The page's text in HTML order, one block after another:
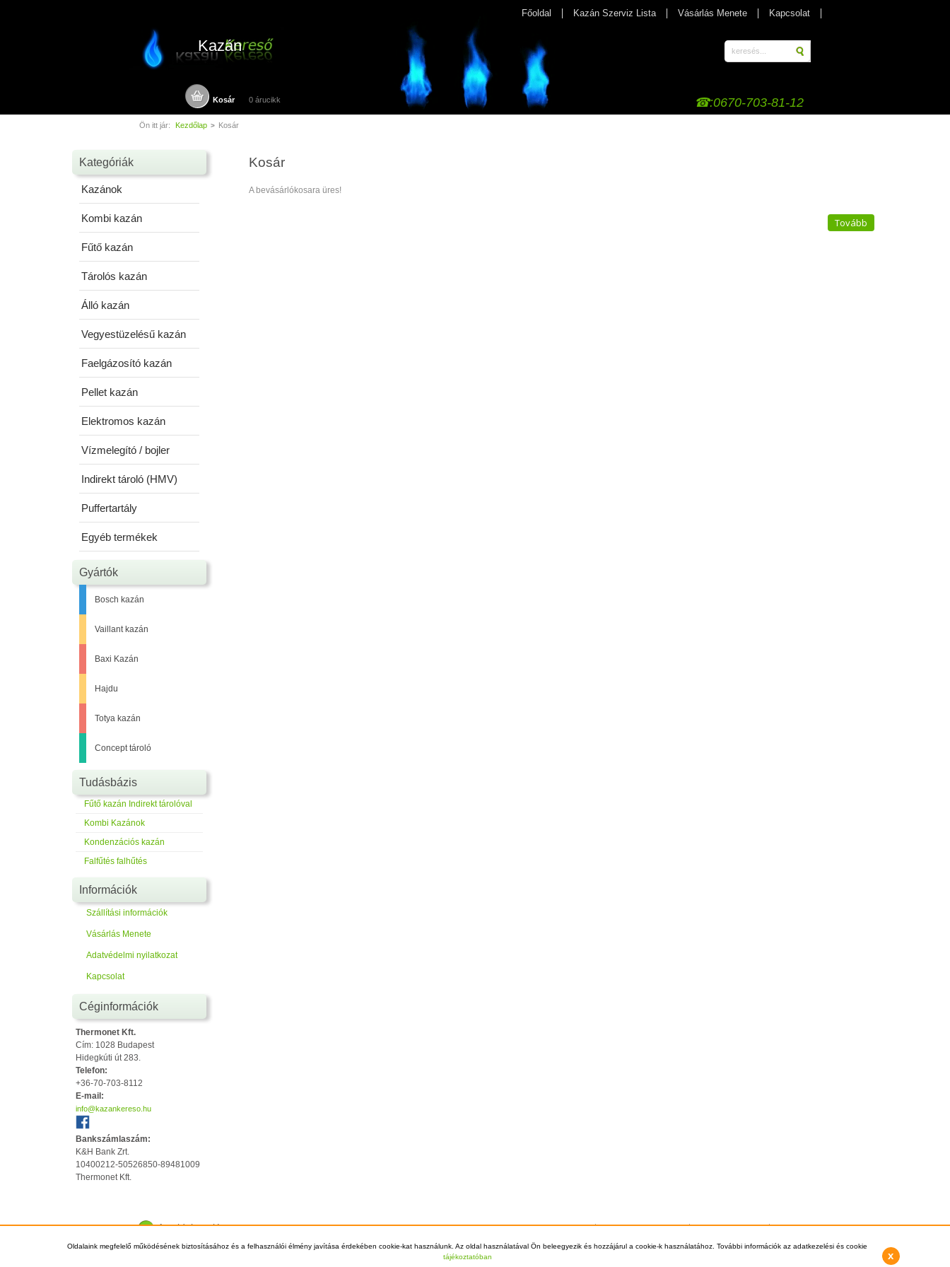
Kazán
Főoldal Kazán Szerviz Lista Vásárlás Menete Kapcsolat
Kosár 0 árucikk ☎:0670-703-81-12
Ön itt jár: Kezdőlap > Kosár
Kosár
A bevásárlókosara üres!
Tovább
Kategóriák
Kazánok
Kombi kazán
Fűtő kazán
Tárolós kazán
Álló kazán
Vegyestüzelésű kazán
Faelgázosító kazán
Pellet kazán
Elektromos kazán
Vízmelegító / bojler
Indirekt tároló (HMV)
Puffertartály
Egyéb termékek
Gyártók
Bosch kazán
Vaillant kazán
Baxi Kazán
Hajdu
Totya kazán
Concept tároló
Tudásbázis
Fűtő kazán Indirekt tárolóval
Kombi Kazánok
Kondenzációs kazán
Falfűtés falhűtés
Információk
Szállítási információk
Vásárlás Menete
Adatvédelmi nyilatkozat
Kapcsolat
Céginformációk
Thermonet Kft.
Cím: 1028 Budapest
Hidegkúti út 283.
Telefon:
+36-70-703-8112
E-mail:
info@kazankereso.hu
Bankszámlaszám:
K&H Bank Zrt.
10400212-50526850-89481009
Thermonet Kft.
Oldalaink megfelelő működésének biztosításához és a felhasználói élmény javítása érdekében cookie-kat használunk. Az oldal használatával Ön beleegyezik és hozzájárul a cookie-k használatához. További információk az adatkezelési és cookie
tájékoztatóban
x
Az oldal tetejére Főoldal Szállítási információk Vásárlás Menete
Kapcsolat
© 2012 - 2026 Kazán Kereső - +36-70-703-8112, +36-1-397-0007 -info@kazankereso.hu